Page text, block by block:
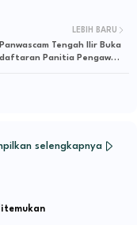
LEBIH BARU
Panwascam Tengah Ilir Buka
Panitia Pengawas
selengkapnya